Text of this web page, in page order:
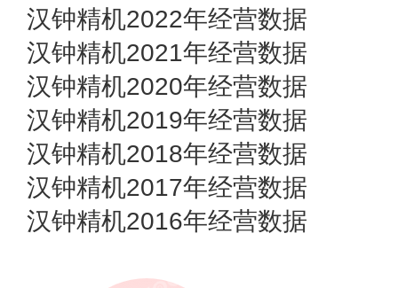
汉钟精机2022年经营数据
汉钟精机2021年经营数据
汉钟精机2020年经营数据
汉钟精机2019年经营数据
汉钟精机2018年经营数据
汉钟精机2017年经营数据
汉钟精机2016年经营数据